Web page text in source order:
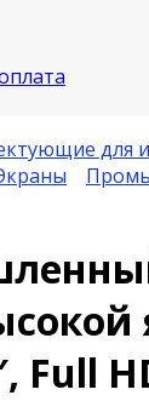
для
Full